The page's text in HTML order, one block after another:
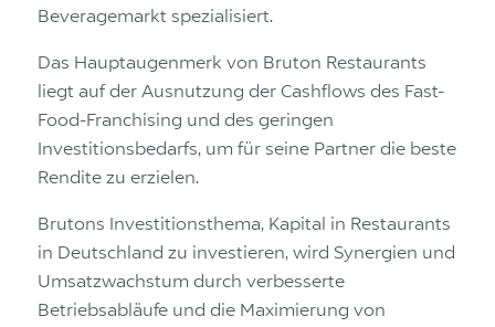
Beveragemarkt spezialisiert.
Das Hauptaugenmerk von Bruton Restaurants
liegt auf der Ausnutzung der Cashflows des Fast-
Food-Franchising und des geringen
Investitionsbedarfs, um für seine Partner die beste
Rendite zu erzielen.
Brutons Investitionsthema, Kapital in Restaurants
in Deutschland zu investieren, wird Synergien und
Umsatzwachstum durch verbesserte
Betriebsabläufe und die Maximierung von